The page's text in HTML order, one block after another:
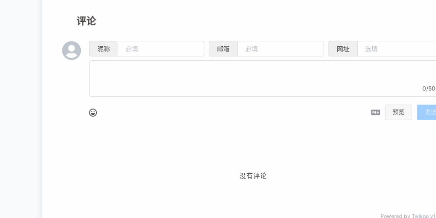
评论
昵称 邮箱 网址
0/
预览 发送
没有评论
Powered by Twikoo